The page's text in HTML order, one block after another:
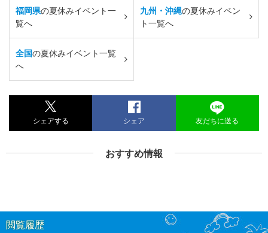
福岡県の夏休みイベント一
覧へ
九州・沖縄の夏休みイベン
ト一覧へ
全国の夏休みイベント一覧
へ
シェアする シェア 友だちに送る
おすすめ情報
閲覧履歴